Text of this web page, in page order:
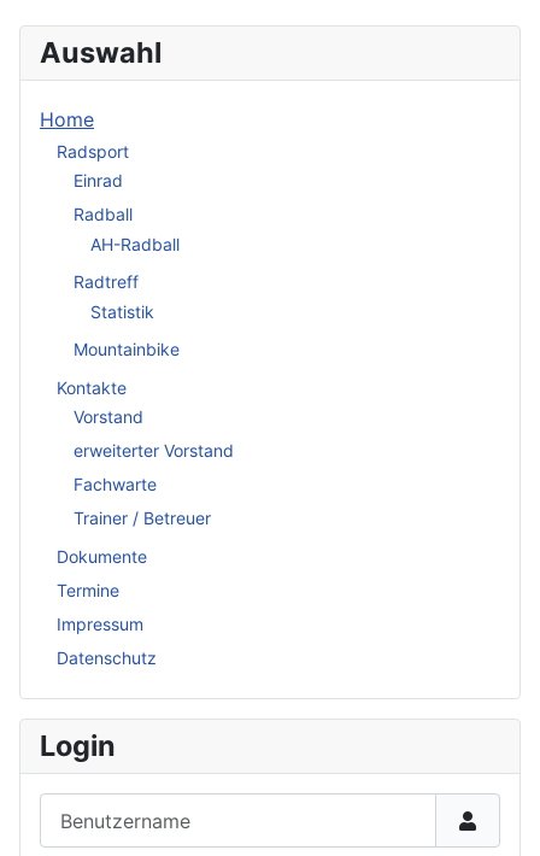
Auswahl
Home
Radsport
Einrad
Radball
AH-Radball
Radtreff
Statistik
Mountainbike
Kontakte
Vorstand
erweiterter Vorstand
Fachwarte
Trainer / Betreuer
Dokumente
Termine
Impressum
Datenschutz
Login